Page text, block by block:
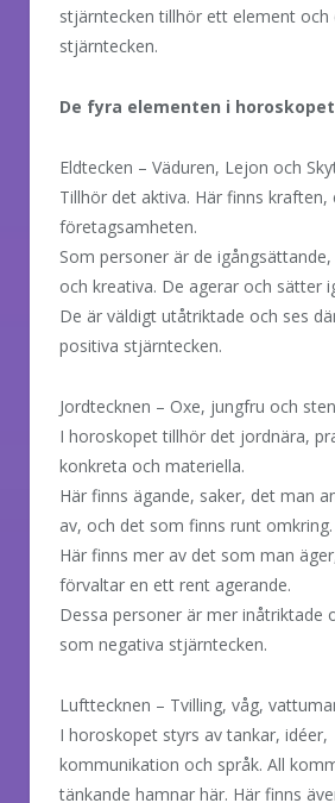
stjärntecken tillhör ett element och
stjärntecken.
De fyra elementen i
Eldtecken – Väduren, Lejon och
Tillhör det aktiva. Här finns kraften,
företagsamheten.
Som personer är de
och kreativa. De agerar och sätter
De är väldigt utåtriktade och ses
positiva stjärntecken.
Jordtecknen – Oxe, jungfru och
I horoskopet tillhör det jordnära,
konkreta och materiella.
Här finns ägande, saker, det man
av, och det som finns runt omkring.
Här finns mer av det som man
förvaltar en ett rent agerande.
Dessa personer är mer inåtriktade
som negativa stjärntecken.
Lufttecknen – Tvilling, våg,
I horoskopet styrs av tankar, idéer,
kommunikation och språk. All
tänkande hamnar här. Här finns